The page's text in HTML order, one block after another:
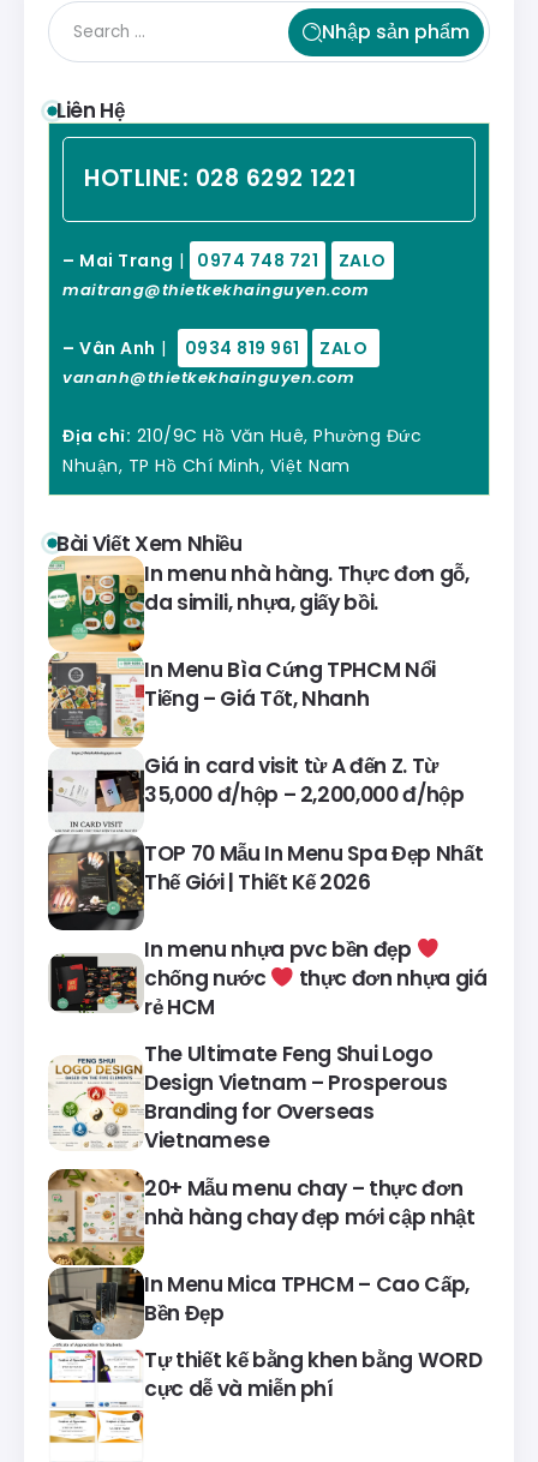
Nhập sản phẩm
Liên Hệ
HOTLINE: 028 6292 1221
– Mai Trang | 0974 748 721 ZALO
maitrang@thietkekhainguyen.com
– Vân Anh | 0934 819 961 ZALO
vananh@thietkekhainguyen.com
Địa chỉ: 210/9C Hồ Văn Huê, Phường Đức
Nhuận, TP Hồ Chí Minh, Việt Nam
Bài Viết Xem Nhiều
In menu nhà hàng. Thực đơn gỗ,
da simili, nhựa, giấy bồi.
In Menu Bìa Cứng TPHCM Nổi
Tiếng – Giá Tốt, Nhanh
Giá in card visit từ A đến Z. Từ
35,000 đ/hộp – 2,200,000 đ/hộp
TOP 70 Mẫu In Menu Spa Đẹp Nhất
Thế Giới | Thiết Kế 2026
In menu nhựa pvc bền đẹp
chống nước
thực đơn nhựa giá
rẻ HCM
The Ultimate Feng Shui Logo
Design Vietnam – Prosperous
Branding for Overseas
Vietnamese
20+ Mẫu menu chay – thực đơn
nhà hàng chay đẹp mới cập nhật
In Menu Mica TPHCM – Cao Cấp,
Bền Đẹp
Tự thiết kế bằng khen bằng WORD
cực dễ và miễn phí